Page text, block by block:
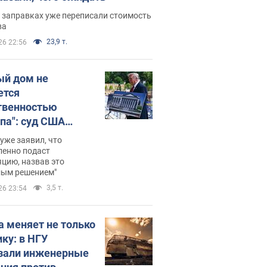
уже переписали стоимость
22:56 23,9 т.
дом не
суд США
зала
400 млн
заявил, что
подаст
назвав это
решением"
23:54 3,5 т.
меняет не только
в НГУ
инженерные